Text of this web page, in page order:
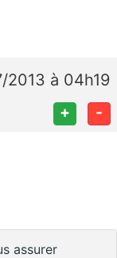
2013 à 04h19
+ -
assurer